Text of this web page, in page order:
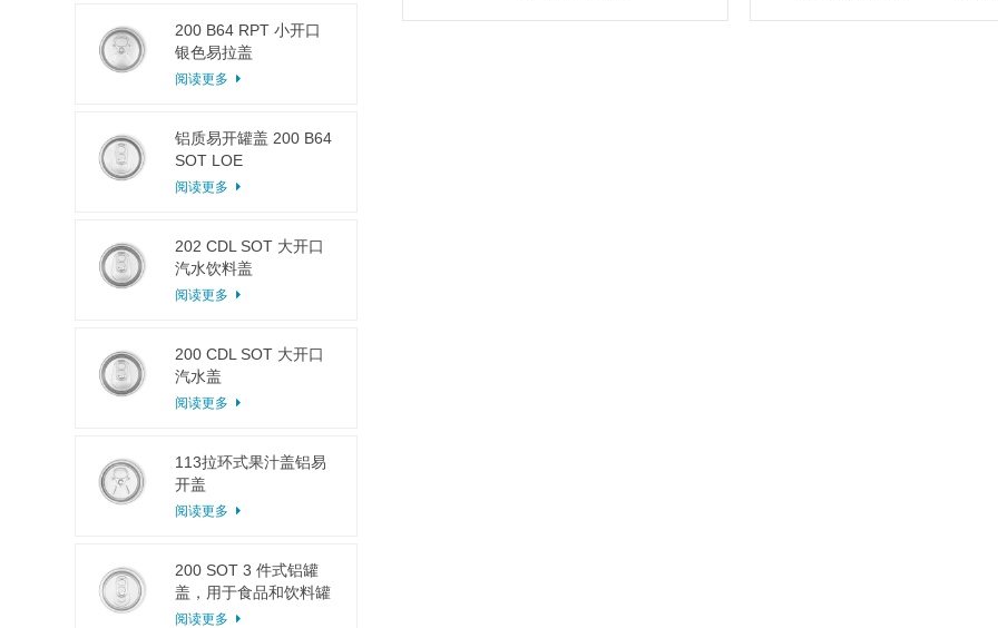
200 B64 RPT 小开口
银色易拉盖
阅读更多
铝质易开罐盖 200 B64
SOT LOE
阅读更多
202 CDL SOT 大开口
汽水饮料盖
阅读更多
200 CDL SOT 大开口
汽水盖
阅读更多
113拉环式果汁盖铝易
开盖
阅读更多
200 SOT 3 件式铝罐
盖，用于食品和饮料罐
头
阅读更多